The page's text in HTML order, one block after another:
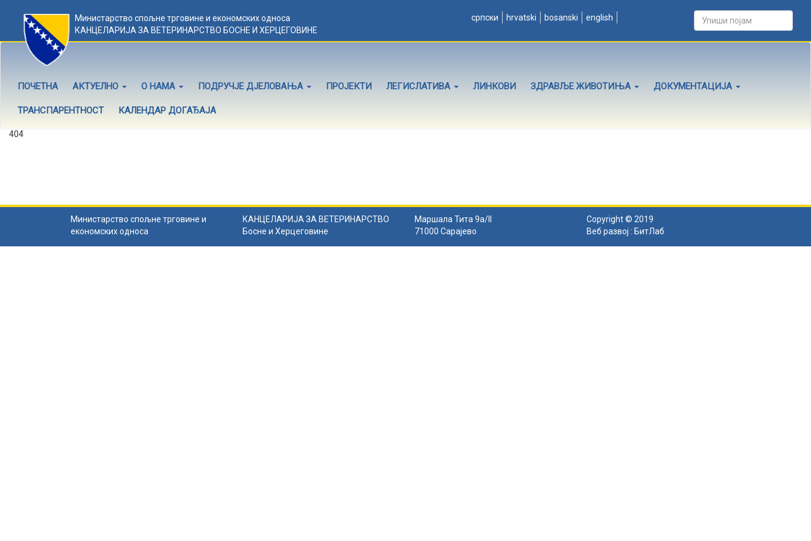
Министарство спољне трговине и економских односа
КАНЦЕЛАРИЈА ЗА ВЕТЕРИНАРСТВО БОСНЕ И ХЕРЦЕГОВИНЕ
српски hrvatski bosanski english
ПОЧЕТНА АКТУЕЛНО О НАМА ПОДРУЧЈЕ ДЈЕЛОВАЊА ПРОЈЕКТИ ЛЕГИСЛАТИВА ЛИНКОВИ ЗДРАВЉЕ ЖИВОТИЊА ДОКУМЕНТАЦИЈА
ТРАНСПАРЕНТНОСТ КАЛЕНДАР ДОГАЂАЈА
404
Министарство спољне трговине и
економских односа
КАНЦЕЛАРИЈА ЗА ВЕТЕРИНАРСТВО
Босне и Херцеговине
Маршала Тита 9а/II
71000 Сарајево
Copyright © 2019
Веб развој : БитЛаб